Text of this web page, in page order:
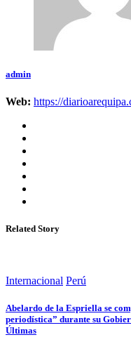
admin
Web: https://
Related Story
Internacional Perú
Abelardo de la Espriella se
periodística” durante su
Últimas